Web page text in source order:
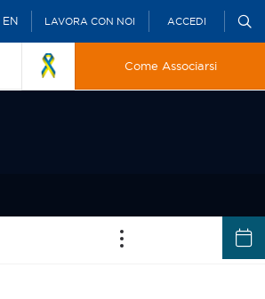
EN LAVORA CON NOI ACCEDI
Come Associarsi